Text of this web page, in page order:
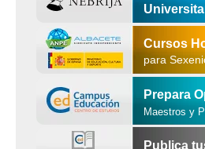
Cursos
para
Prepara
Maestros y
Publica